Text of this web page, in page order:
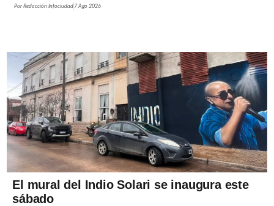
PorRedacción Infociudad 7 Ago 2026
El mural del Indio Solari se inaugura este
sábado